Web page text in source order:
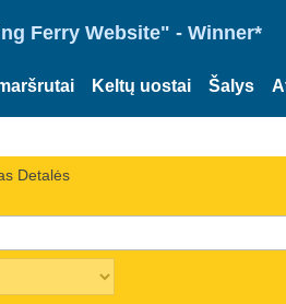
Ferry Website" - Winner*
Keltų uostai Šalys
Detalės